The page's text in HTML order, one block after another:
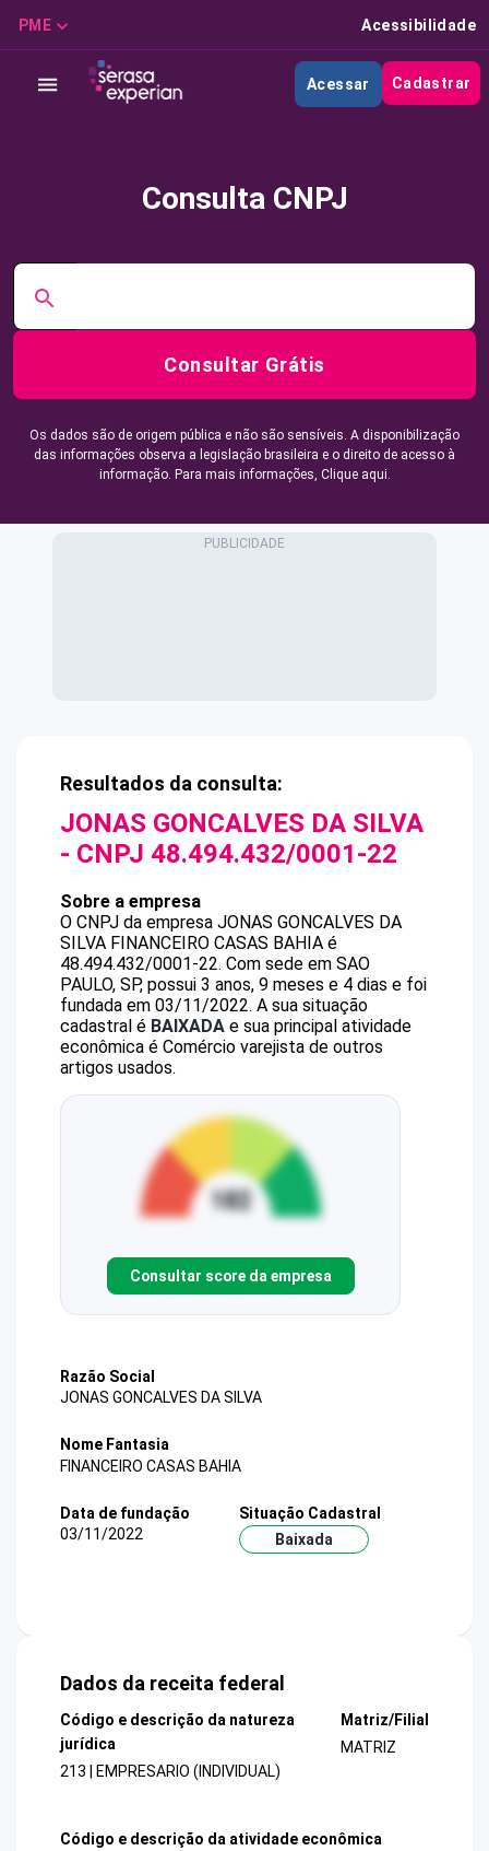
PME Acessibilidade
Acessar Cadastrar
Consulta CNPJ
Consultar Grátis
Os dados são de origem pública e não são sensíveis. A disponibilização
das informações observa a legislação brasileira e o direito de acesso à
informação. Para mais informações, Clique aqui.
Resultados da consulta:
JONAS GONCALVES DA SILVA
- CNPJ 48.494.432/0001-22
Sobre a empresa
O CNPJ da empresa JONAS GONCALVES DA
SILVA FINANCEIRO CASAS BAHIA é
48.494.432/0001-22. Com sede em SAO
PAULO, SP, possui 3 anos, 9 meses e 4 dias e foi
fundada em 03/11/2022. A sua situação
cadastral é BAIXADA e sua principal atividade
econômica é Comércio varejista de outros
artigos usados.
Consultar score da empresa
Razão Social
JONAS GONCALVES DA SILVA
Nome Fantasia
FINANCEIRO CASAS BAHIA
Data de fundação
03/11/2022
Situação Cadastral
Baixada
Dados da receita federal
Código e descrição da natureza
jurídica
213 | EMPRESARIO (INDIVIDUAL)
Matriz/Filial
MATRIZ
Código e descrição da atividade econômica